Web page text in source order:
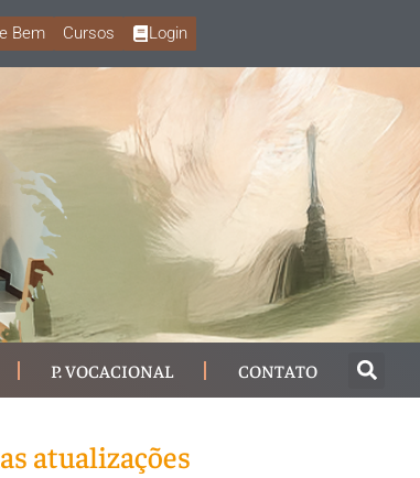
Bem Cursos Login
P. VOCACIONAL CONTATO
atualizações